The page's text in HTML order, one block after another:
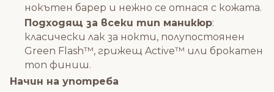
нокътен барер и нежно се отнася с кожата.
Подходящ за всеки тип маникюр:
класически лак за нокти, полупостоянен
Green Flash™, грижещ Active™ или брокатен
топ финиш.
Начин на употреба